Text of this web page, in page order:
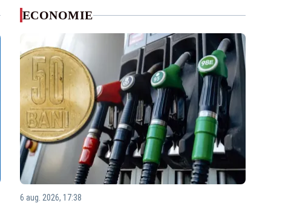
ECONOMIE
6 aug. 2026, 17:38